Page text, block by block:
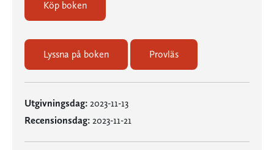
Köp boken
Lyssna på boken Provläs
Utgivningsdag: 2023-11-13
Recensionsdag: 2023-11-21